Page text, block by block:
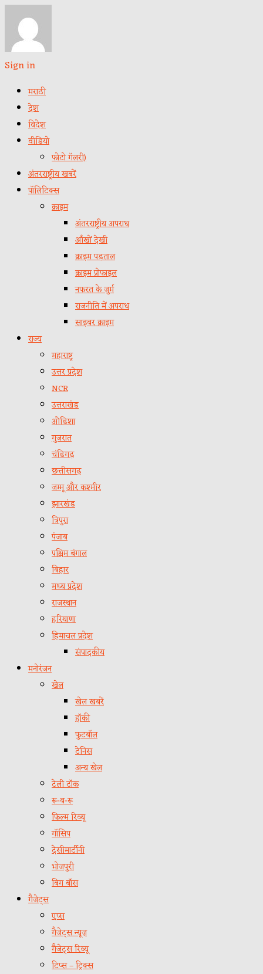
Sign in
मराठी
देश
विदेश
वीडियो
फोटो गॅलरी)
अंतरराष्ट्रीय खबरें
पॉलिटिक्स
क्राइम
अंतरराष्ट्रीय अपराध
आँखों देखी
क्राइम पड़ताल
क्राइम प्रोफाइल
नफरत के जुर्म
राजनीति में अपराध
साइबर क्राइम
राज्य
महाराष्ट्र
उत्तर प्रदेश
NCR
उत्तराखंड
ओडिशा
गुजरात
चंडिगढ़
छत्तीसगढ़
जम्मू और कश्मीर
झारखंड
त्रिपुरा
पंजाब
पश्चिम बंगाल
बिहार
मध्य प्रदेश
राजस्थान
हरियाणा
हिमाचल प्रदेश
संपादकीय
मनोरंजन
खेल
खेल खबरें
हॉकी
फुटबॉल
टेनिस
अन्य खेल
टेली टॉक
रू-ब-रू
फिल्म रिव्यू
गॉसिप
देसीमार्टीनी
भोजपुरी
बिग बॉस
गैजेट्स
एप्स
गैजेट्स न्यूज़
गैजेट्स रिव्यू
टिप्स – ट्रिक्स